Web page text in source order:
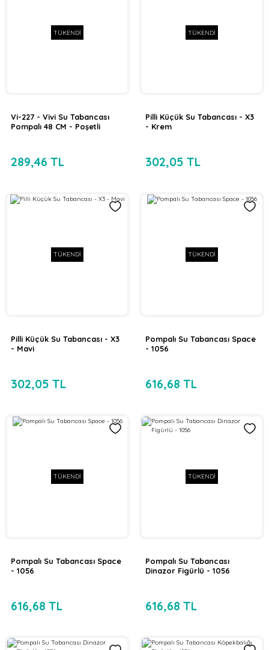
TÜKENDİ
Vi-227 - Vivi Su Tabancası
Pompalı 48 CM - Poşetli
289,46 TL
TÜKENDİ
Pilli Küçük Su Tabancası - X3
- Krem
302,05 TL
TÜKENDİ
Pilli Küçük Su Tabancası - X3
- Mavi
302,05 TL
TÜKENDİ
Pompalı Su Tabancası Space
- 1056
616,68 TL
TÜKENDİ
Pompalı Su Tabancası Space
- 1056
616,68 TL
TÜKENDİ
Pompalı Su Tabancası
Dinazor Figürlü - 1056
616,68 TL